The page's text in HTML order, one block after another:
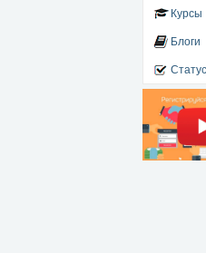
Курсы
Блоги
Статус